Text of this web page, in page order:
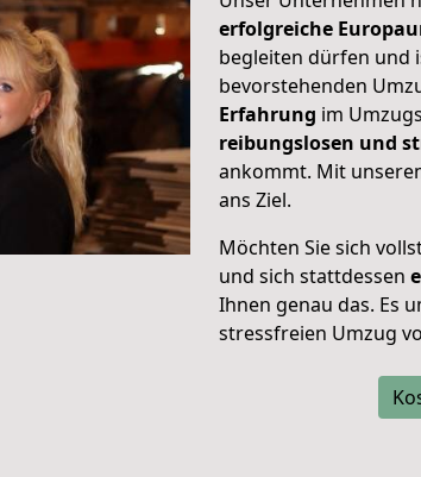
erfolgreiche
begleiten dürfen und
bevorstehenden
Erfahrung im
reibungslosen und
ankommt. Mit
ans Ziel.
Möchten Sie sich
und sich stattdessen
Ihnen genau das. Es
stressfreien Umzug